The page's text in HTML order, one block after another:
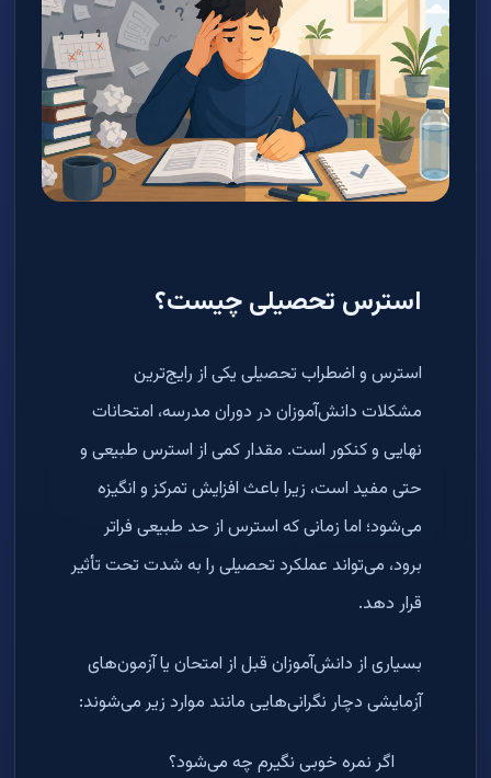
استرس تحصیلی چیست؟
استرس و اضطراب تحصیلی یکی از رایج‌ترین
مشکلات دانش‌آموزان در دوران مدرسه، امتحانات
نهایی و کنکور است. مقدار کمی از استرس طبیعی و
حتی مفید است، زیرا باعث افزایش تمرکز و انگیزه
می‌شود؛ اما زمانی که استرس از حد طبیعی فراتر
برود، می‌تواند عملکرد تحصیلی را به شدت تحت تأثیر
قرار دهد.
بسیاری از دانش‌آموزان قبل از امتحان یا آزمون‌های
آزمایشی دچار نگرانی‌هایی مانند موارد زیر می‌شوند:
اگر نمره خوبی نگیرم چه می‌شود؟